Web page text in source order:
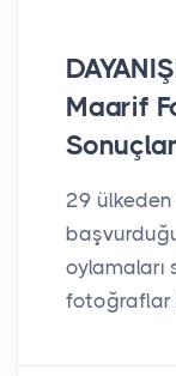
Maarif
29
fotoğraflar